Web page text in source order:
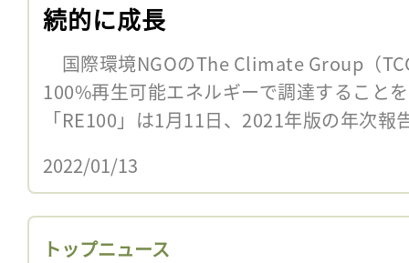
続的に成長
国際環境NGOのThe Climate Group（
100%再生可能エネルギーで調達すること
「RE100」は1月11日、2021年版の年次
2022/01/13
トップニュース